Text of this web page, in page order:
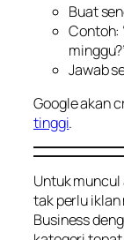
Buat
Contoh:
Jawab
Google akan
tinggi.
Untuk muncul
tak perlu iklan
Business